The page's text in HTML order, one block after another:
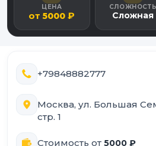
ЦЕНА
от5000 ₽
СЛОЖНОСТЬ
Сложная
+79848882777
Москва, ул. Большая
стр. 1
Стоимость от 5000 ₽